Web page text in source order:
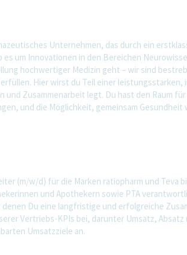
Unternehmen, das durch ein
um Innovationen in den Bereichen
hochwertiger Medizin geht – wir sind
Hier wirst du Teil einer leistungsstarken,
Zusammenarbeit legt. Du hast den Raum
und die Möglichkeit, gemeinsam
(m/w/d) für die Marken ratiopharm und Teva
und Apothekern sowie PTA
Du eine langfristige und erfolgreiche
Vertriebs-KPIs bei, darunter Umsatz, Absatz
Umsatzziele an.